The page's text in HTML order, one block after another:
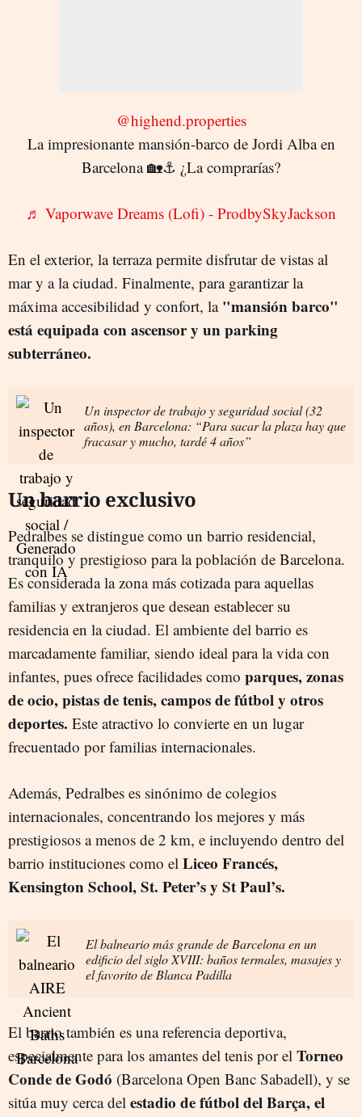
@highend.properties
La impresionante mansión-barco de Jordi Alba en
Barcelona 🏡⚓️ ¿La comprarías?
♬ Vaporwave Dreams (Lofi) - ProdbySkyJackson
En el exterior, la terraza permite disfrutar de vistas al
mar y a la ciudad. Finalmente, para garantizar la
máxima accesibilidad y confort, la "mansión barco"
está equipada con ascensor y un parking
subterráneo.
Un inspector de trabajo y seguridad social (32
años), en Barcelona: “Para sacar la plaza hay que
fracasar y mucho, tardé 4 años”
Un barrio exclusivo
Pedralbes se distingue como un barrio residencial,
tranquilo y prestigioso para la población de Barcelona.
Es considerada la zona más cotizada para aquellas
familias y extranjeros que desean establecer su
residencia en la ciudad. El ambiente del barrio es
marcadamente familiar, siendo ideal para la vida con
infantes, pues ofrece facilidades como parques, zonas
de ocio, pistas de tenis, campos de fútbol y otros
deportes. Este atractivo lo convierte en un lugar
frecuentado por familias internacionales.
Además, Pedralbes es sinónimo de colegios
internacionales, concentrando los mejores y más
prestigiosos a menos de 2 km, e incluyendo dentro del
barrio instituciones como el Liceo Francés,
Kensington School, St. Peter’s y St Paul’s.
El balneario más grande de Barcelona en un
edificio del siglo XVIII: baños termales, masajes y
el favorito de Blanca Padilla
El barrio también es una referencia deportiva,
especialmente para los amantes del tenis por el Torneo
Conde de Godó (Barcelona Open Banc Sabadell), y se
sitúa muy cerca del estadio de fútbol del Barça, el